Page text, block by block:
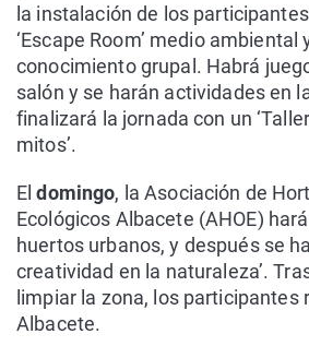
la instalación de los
‘Escape Room’ medio ambiental
conocimiento grupal. Habrá
salón y se harán actividades en
finalizará la jornada con un
mitos’.
Eldomingo, la Asociación de
Ecológicos Albacete (AHOE)
huertos urbanos, y después se
creatividad en la naturaleza’.
limpiar la zona, los participantes
Albacete.